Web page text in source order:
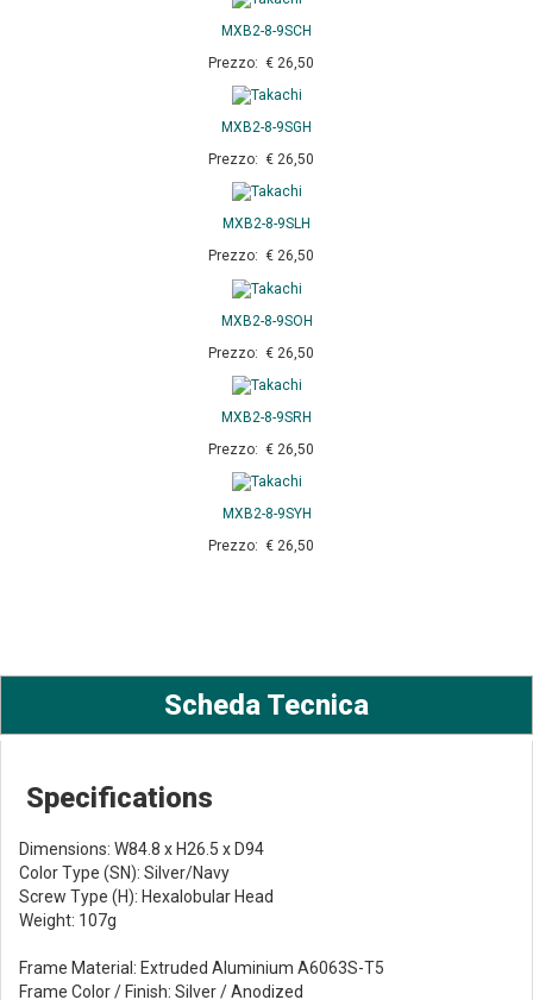
MXB2-8-9SCH
Prezzo: € 26,50
MXB2-8-9SGH
Prezzo: € 26,50
MXB2-8-9SLH
Prezzo: € 26,50
MXB2-8-9SOH
Prezzo: € 26,50
MXB2-8-9SRH
Prezzo: € 26,50
MXB2-8-9SYH
Prezzo: € 26,50
Scheda Tecnica
Specifications
Dimensions: W84.8 x H26.5 x D94
Color Type (SN): Silver/Navy
Screw Type (H): Hexalobular Head
Weight: 107g
Frame Material: Extruded Aluminium A6063S-T5
Frame Color / Finish: Silver / Anodized